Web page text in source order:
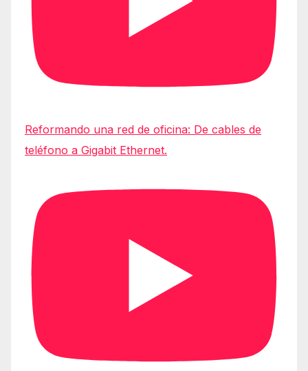
Reformando una red de oficina: De cables de
teléfono a Gigabit Ethernet.